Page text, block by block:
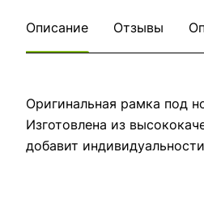
Описание Отзывы
Оригинальная рамка под
Изготовлена из
добавит